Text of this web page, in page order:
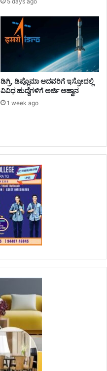
ಡಿಗ್ರಿ, ಡಿಪ್ಲೊಮಾ ಆದವರಿಗೆ ಇಸ್ರೋದಲ್ಲಿ
ವಿವಿಧ ಹುದ್ದೆಗಳಿಗೆ ಅರ್ಜಿ ಆಹ್ವಾನ
1 week ago